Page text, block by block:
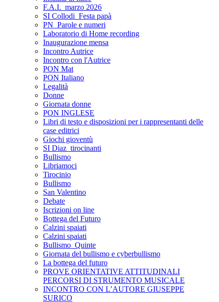
F.A.I._marzo 2026
SI Collodi_Festa papà
PN_Parole e numeri
Laboratorio di Home recording
Inaugurazione mensa
Incontro Autrice
Incontro con l'Autrice
PON Mat
PON Italiano
Legalità
Donne
Giornata donne
PON INGLESE
Libri di testo e disposizioni per i rappresentanti delle
case editrici
Giochi gioventù
SI Diaz_tirocinanti
Bullismo
Libriamoci
Tirocinio
Bullismo
San Valentino
Debate
Iscrizioni on line
Bottega del Futuro
Calzini spaiati
Calzini spaiati
Bullismo_Quinte
Giornata del bullismo e cyberbullismo
La bottega del futuro
PROVE ORIENTATIVE ATTITUDINALI
PERCORSI DI STRUMENTO MUSICALE
INCONTRO CON L’AUTORE GIUSEPPE
SURICO